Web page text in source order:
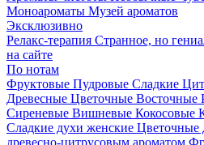
Моноароматы Музей ароматов
Эксклюзивно
Релакс-терапия Странное, но
на сайте
По нотам
Фруктовые Пудровые Сладкие
Древесные Цветочные Восточные
Сиреневые Вишневые Кокосовые
Сладкие духи женские Цветочные
древесно-цитрусовым ароматом